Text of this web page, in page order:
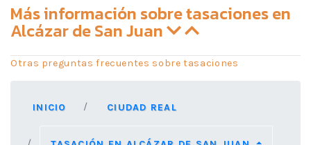
Más información sobre tasaciones en
Alcázar de San Juan
Otras preguntas frecuentes sobre tasaciones
INICIO CIUDAD REAL